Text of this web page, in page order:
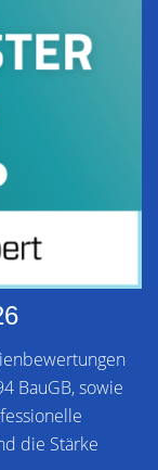
BauGB, sowie
die Stärke